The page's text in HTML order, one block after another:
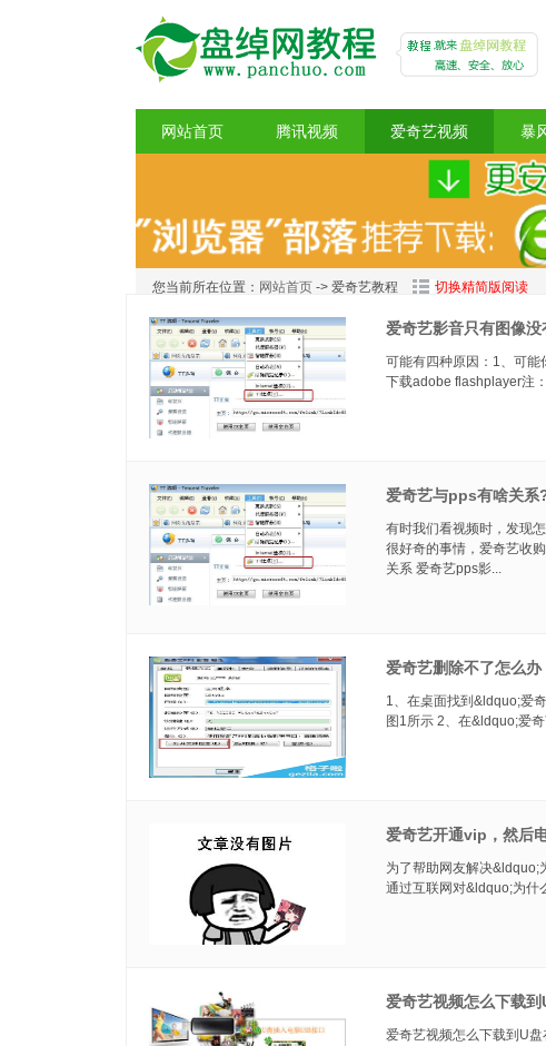
网站首页 腾讯视频 爱奇艺视频 暴
您当前所在位置： 网站首页 -> 爱奇艺教程 切换精简版阅读
爱奇艺影音只有图像
可能有四种原因：1、可能
下载adobe flashplayer注
爱奇艺与pps有啥关系
有时我们看视频时，发现
很好奇的事情，爱奇艺收
关系 爱奇艺pps影...
爱奇艺删除不了怎么办
1、在桌面找到&ldquo;爱
图1所示 2、在&ldquo;爱
爱奇艺开通vip，然后
为了帮助网友解决&ldquo;
通过互联网对&ldquo;为什
爱奇艺视频怎么下载
爱奇艺视频怎么下载到U